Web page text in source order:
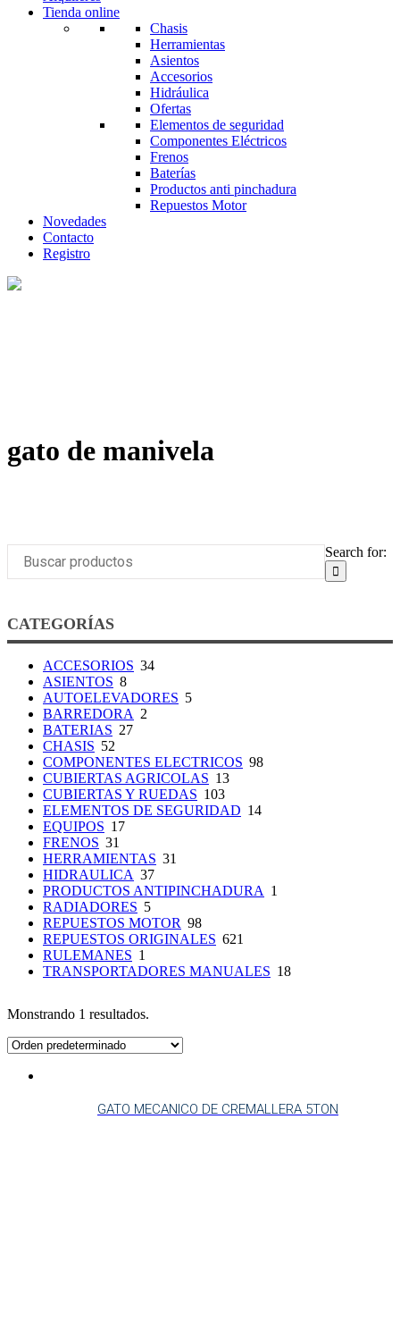
Tienda online
Chasis
Herramientas
Asientos
Accesorios
Hidráulica
Ofertas
Elementos de seguridad
Componentes Eléctricos
Frenos
Baterías
Productos anti pinchadura
Repuestos Motor
Novedades
Contacto
Registro
gato de manivela
Search for:
CATEGORÍAS
ACCESORIOS 34
ASIENTOS 8
AUTOELEVADORES 5
BARREDORA 2
BATERIAS 27
CHASIS 52
COMPONENTES ELECTRICOS 98
CUBIERTAS AGRICOLAS 13
CUBIERTAS Y RUEDAS 103
ELEMENTOS DE SEGURIDAD 14
EQUIPOS 17
FRENOS 31
HERRAMIENTAS 31
HIDRAULICA 37
PRODUCTOS ANTIPINCHADURA 1
RADIADORES 5
REPUESTOS MOTOR 98
REPUESTOS ORIGINALES 621
RULEMANES 1
TRANSPORTADORES MANUALES 18
Monstrando 1 resultados.
GATO MECANICO DE CREMALLERA 5TON